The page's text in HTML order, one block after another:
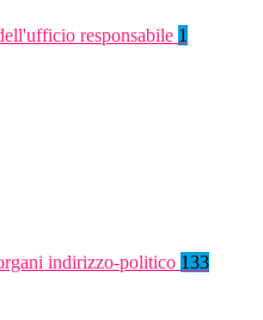
responsabile 1
indirizzo-politico 133